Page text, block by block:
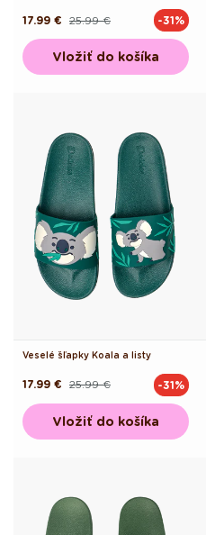
Pôvodná25.99 €
Akciová
17.99 € -31%
Vložiť do košíka
Veselé šľapky Koala a listy
Pôvodná25.99 €
Akciová
17.99 € -31%
Vložiť do košíka